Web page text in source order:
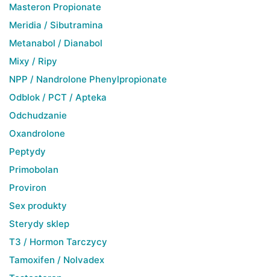
Masteron Propionate
Meridia / Sibutramina
Metanabol / Dianabol
Mixy / Ripy
NPP / Nandrolone Phenylpropionate
Odblok / PCT / Apteka
Odchudzanie
Oxandrolone
Peptydy
Primobolan
Proviron
Sex produkty
Sterydy sklep
T3 / Hormon Tarczycy
Tamoxifen / Nolvadex